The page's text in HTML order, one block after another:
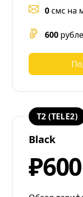
0смс на
600
T2 (TELE2)
Black
₽600